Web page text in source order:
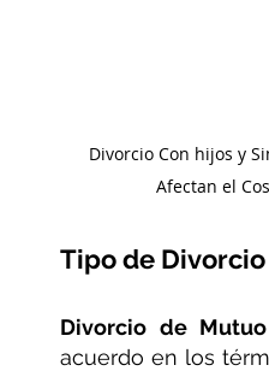
Divorcio Con hijos y
Afectan el
Tipo de Divorcio
Divorcio de
acuerdo en los